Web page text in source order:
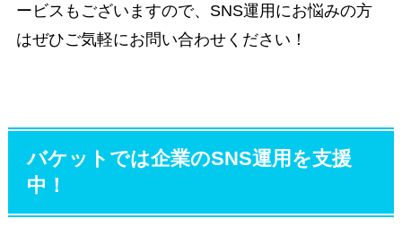
ービスもございますので、SNS運用にお悩みの方
はぜひご気軽にお問い合わせください！
バケットでは企業のSNS運用を支援
中！